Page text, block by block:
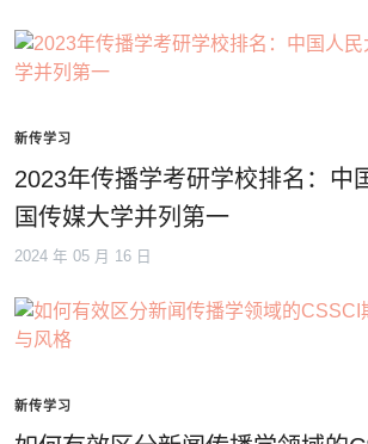
新传学习
2023年传播学考研学校排名：中
国传媒大学并列第一
2024 年 05 月 16 日
新传学习